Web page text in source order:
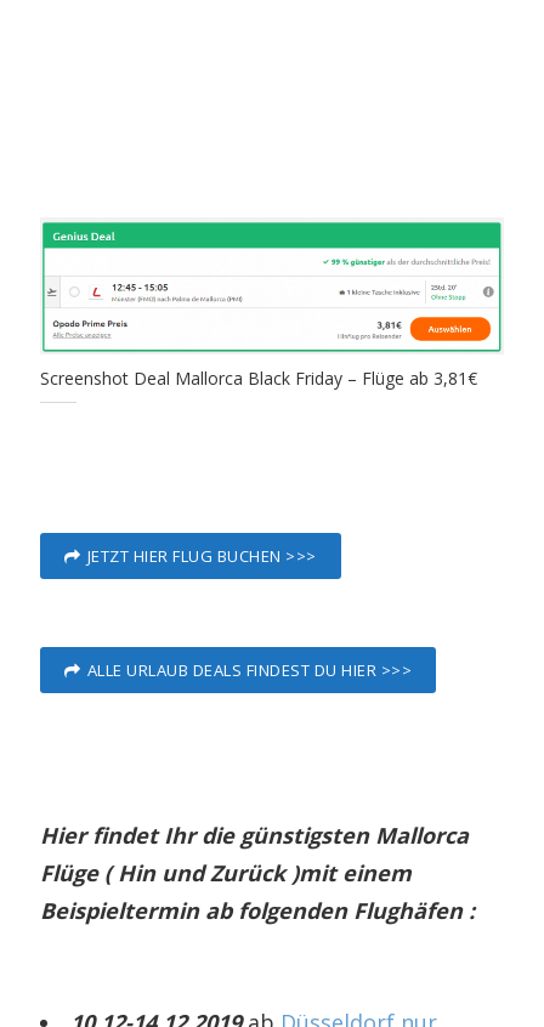
Screenshot Deal Mallorca Black Friday – Flüge ab 3,81€
JETZT HIER FLUG BUCHEN >>>
ALLE URLAUB DEALS FINDEST DU HIER >>>
Hier findet Ihr die günstigsten Mallorca
Flüge ( Hin und Zurück )mit einem
Beispieltermin ab folgenden Flughäfen :